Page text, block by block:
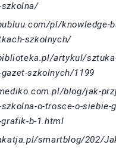
szkolna/
pl/knowledge-
szkolnych/
artykul/
szkolnych/1199
blog/jak-
o-trosce-o-siebie-
b-1.html
smartblog/202/